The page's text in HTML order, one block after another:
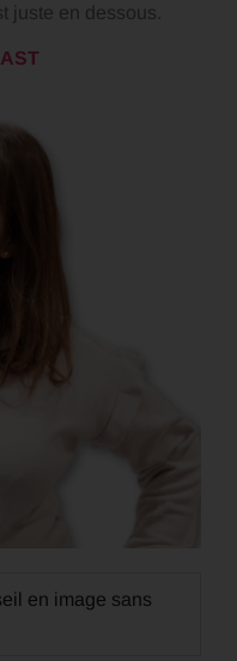
juste en dessous.
en image sans